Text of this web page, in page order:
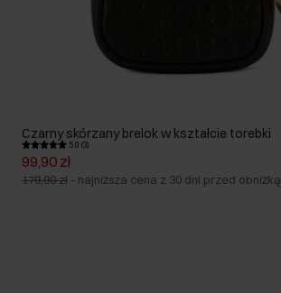
Czarny skórzany brelok w kształcie torebki
5.0 (3)
99,90 zł
179,90 zł - najniższa cena z 30 dni przed obniżką